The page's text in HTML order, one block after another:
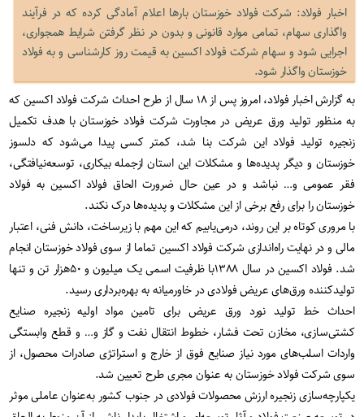
اخبار فولاد: شرکت فولاد خوزستان بارها اعلام آمادگی کرده که در فرآیند
واگذاری سهام، تمامی موارد قانونی و بدون در نظر گرفتن شرایط همجواری،
اجرایی شود و سهام شرکت فولاد اکسین به قیمت روز کارشناسی و به فولاد
خوزستان واگذار شود.
به گزارش اخبار فولاد، امروز پس از ۱۸ سال از طرح احداث شرکت فولاد اکسین که
به منظور تولید ورق عریض در مجاورت شرکت فولاد خوزستان با هدف تکمیل
زنجیره تولید فولاد این شرکت بنا شد، کمتر کسی پیدا می‌شود که دلسوز
خوزستان و دیگر پدیده‌ها و مشکلات این استان ازجمله بیکاری، توسعه‌نیافتگی،
فقر عمومی و… نباشد و در عین حال ضرورت الحاق فولاد اکسین به فولاد
خوزستان را برای رفع برخی از این مشکلات و پدیده‌ها درک نکند.
با مروری کوتاه بر این روند، درمی‌یابیم که این مهم با زیرساخت، دانش فنی، اعتبار
مالی و در نهایت راه‌اندازی شرکت فولاد اکسین تماما از سوی فولاد خوزستان انجام
شد. فولاد اکسین در سال ۱۳۸۸با ظرفیت اسمی یک میلیون و ۵۰هزار تن و تنها
تولیدکننده ورق‌های عریض فولادی در خاورمیانه به بهره‌برداری رسید.
احداث خط تولید نورد ورق عریض برای تامین مواد اولیه زنجیره صنایع
کشتی‌سازی، مخازن تحت فشار، خطوط انتقال نفت و گاز و… و قطع وابستگی
واردات اسلب‌های مورد نیاز صنایع فوق از خارج و استراتژی صادرات محصول، از
سوی شرکت فولاد خوزستان به عنوان مجری طرح تعیین شد.
یکپارچه‌سازی زنجیره ارزش محصولات فولادی در جنوب کشور به‌عنوان عاملی موثر